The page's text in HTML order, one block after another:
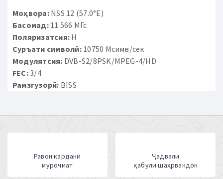
Моҳвора:NSS 12 (57.0°E)
Басомад:11 566 МГс
Поляризатсия: H
Суръати символӣ:10750 Мсимв/сек
Модулятсия: DVB-S2/8PSK/MPEG-4/HD
FEC:3/4
Рамзгузорӣ: BISS
Равон кардани
муроҷиат
Ҷадвали
қабули шаҳрвандон